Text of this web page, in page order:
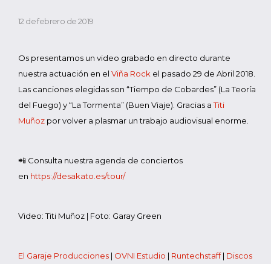
12 de febrero de 2019
Os presentamos un video grabado en directo durante
nuestra actuación en el Viña Rock el pasado 29 de Abril 2018.
Las canciones elegidas son “Tiempo de Cobardes” (La Teoría
del Fuego) y “La Tormenta” (Buen Viaje). Gracias aTiti
Muñoz por volver a plasmar un trabajo audiovisual enorme.
📲 Consulta nuestra agenda de conciertos
en https://desakato.es/tour/
Video: Titi Muñoz | Foto: Garay Green
El Garaje Producciones | OVNI Estudio | Runtechstaff| Discos